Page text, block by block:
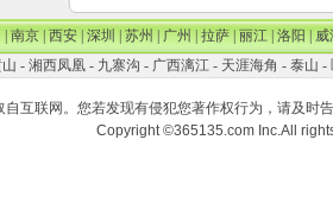
|南京|西安|深圳|苏州|广州|拉萨|丽江|洛阳|威
- 湘西凤凰- 九寨沟 - 广西漓江- 天涯海角 - 泰山 -
自互联网。您若发现有侵犯您著作权行为，请及时
Copyright ©365135.com Inc.All